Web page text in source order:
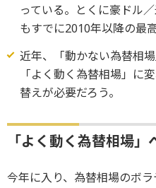
っている。とくに豪ドル
もすでに2010年以降の最
近年、「動かない為替相
「よく動く為替相場」に
替えが必要だろう。
「よく動く為替相場」
今年に入り、為替相場のボ